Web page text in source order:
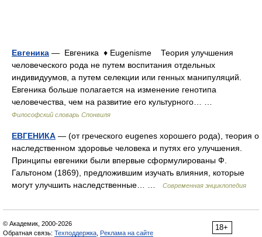
Евгеника — Евгеника ♦ Eugenisme Теория улучшения
человеческого рода не путем воспитания отдельных
индивидуумов, а путем селекции или генных манипуляций.
Евгеника больше полагается на изменение генотипа
человечества, чем на развитие его культурного… …
Философский словарь Спонвиля
ЕВГЕНИКА — (от греческого eugenes хорошего рода), теория о
наследственном здоровье человека и путях его улучшения.
Принципы евгеники были впервые сформулированы Ф.
Гальтоном (1869), предложившим изучать влияния, которые
могут улучшить наследственные… …
Современная энциклопедия
18+
© Академик, 2000-2026
Обратная связь: Техподдержка Реклама на сайте